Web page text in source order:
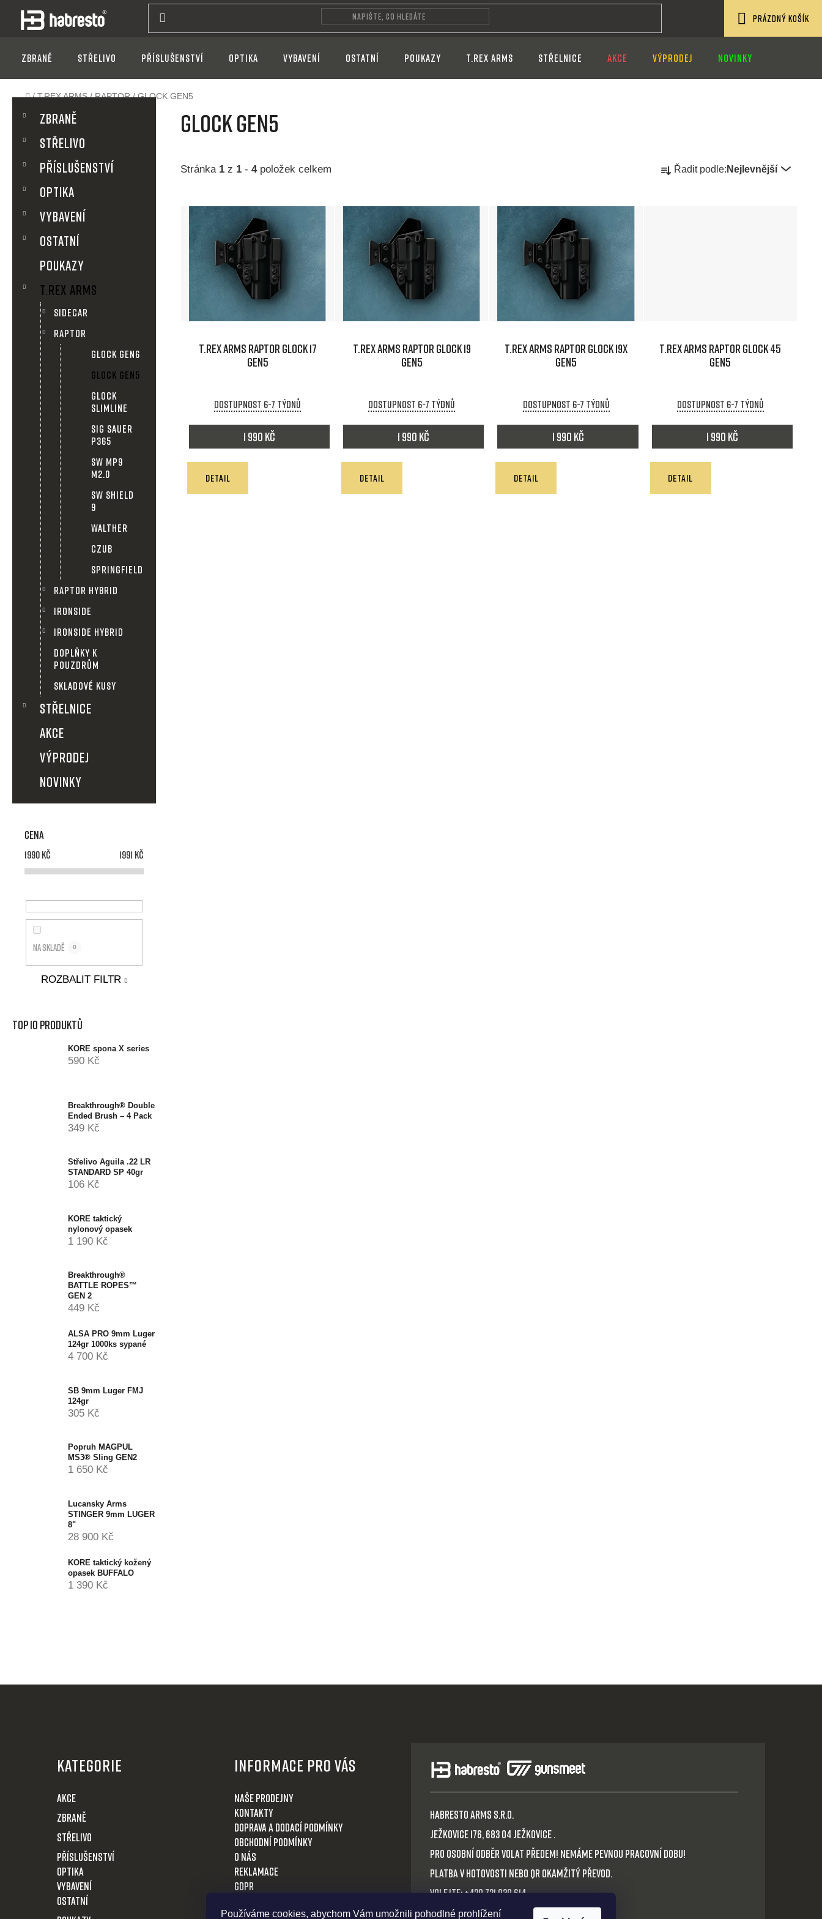
Používáme cookies, abychom Vám umožnili pohodlné prohlížení
KOŠÍK
PRÁZDNÝ KOŠÍK
Zbraně Střelivo Příslušenství Optika VYBAVENÍ OSTATNÍ POUKAZY T.REX ARMS STŘELNICE AKCE VÝPRODEJ NOVINKY
Domů
/ T.REX ARMS / RAPTOR / GLOCK GEN5
P
o
s
r
n
kategorieZbraně
Střelivo
Příslušenství
Optika
VYBAVENÍ
OSTATNÍ
POUKAZY
T.REX ARMS
SIDECAR
RAPTOR
GLOCK GEN6
GLOCK GEN5
GLOCK
SLIMLINE
SIG SAUER
P365
SW MP9
M2.0
SW SHIELD
9
WALTHER
CZUB
SPRINGFIELD
RAPTOR HYBRID
IRONSIDE
IRONSIDE HYBRID
DOPLŇKY K
POUZDRŮM
SKLADOVÉ KUSY
STŘELNICE
AKCE
VÝPRODEJ
NOVINKY
Cena
1990Kč 1991 Kč
Na skladě 0
ROZBALIT FILTR
Top 10 produktů
KORE spona X series
590 Kč
Breakthrough® Double
Ended Brush – 4 Pack
349 Kč
Střelivo Aguila .22 LR
STANDARD SP 40gr
106 Kč
KORE taktický
nylonový opasek
1 190 Kč
Breakthrough®
BATTLE ROPES™
GEN 2
449 Kč
ALSA PRO 9mm Luger
124gr 1000ks sypané
4 700 Kč
SB 9mm Luger FMJ
124gr
305 Kč
Popruh MAGPUL
MS3® Sling GEN2
1 650 Kč
Lucansky Arms
STINGER 9mm LUGER
8"
28 900 Kč
KORE taktický kožený
opasek BUFFALO
1 390 Kč
GLOCK GEN5
Stránka 1 z 1 -4položek celkem
Ř
p
d
u
k
Řadit podle: Nejlevnější
V
ý
s
d
u
k
T.REX ARMS RAPTOR GLOCK 17
GEN5
Dostupnost 6-7 týdnů
1 990 Kč
DETAIL
T.REX ARMS RAPTOR GLOCK 19
GEN5
Dostupnost 6-7 týdnů
1 990 Kč
DETAIL
T.REX ARMS RAPTOR GLOCK 19X
GEN5
Dostupnost 6-7 týdnů
1 990 Kč
DETAIL
T.REX ARMS RAPTOR GLOCK 45
GEN5
Dostupnost 6-7 týdnů
1 990 Kč
DETAIL
KATEGORIE
AKCE
Zbraně
Střelivo
Příslušenství
Optika
VYBAVENÍ
OSTATNÍ
Informace pro Vás
Naše prodejny
Kontakty
Doprava a dodací podmínky
Obchodní podmínky
O nás
Reklamace
GDPR
HABRESTO ARMS s.r.o.
Ježkovice 176, 683 04 Ježkovice .
Pro osobní odběr volat předem! Nemáme pevnou pracovní dobu!
Platba v hotovosti nebo QR okamžitý převod.
Volejte: +420 721 030 614
E-mail: habresto@habresto.cz